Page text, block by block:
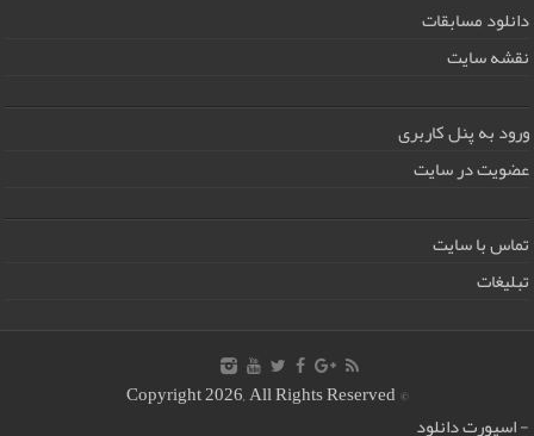
دانلود مسابقات
نقشه سایت
ورود به پنل کاربری
عضویت در سایت
تماس با سایت
تبلیغات
© Copyright 2026, All Rights Reserved
-اسپورت دانلود